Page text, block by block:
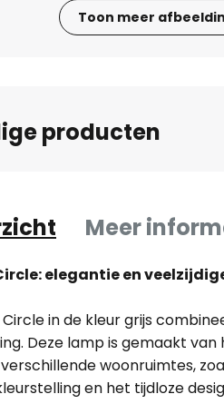
Toon meer
producten
Meer
elegantie en
in de kleur grijs
Deze lamp is gemaakt
woonruimtes,
en het tijdloze